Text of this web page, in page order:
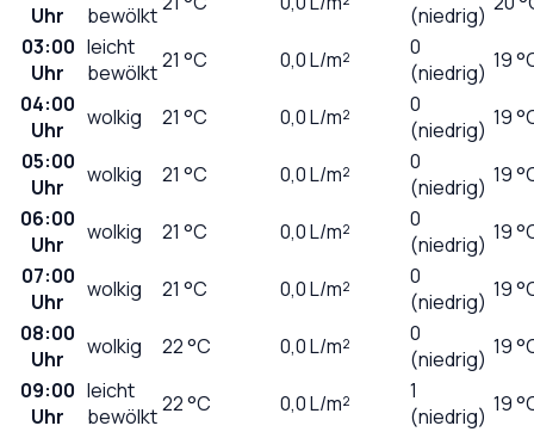
Uhr
bewölkt
(niedrig)
03:00
Uhr
leicht
bewölkt21 °C 0,0L/m²
0
(niedrig) 19
04:00
Uhr
wolkig 21 °C 0,0L/m²
0
(niedrig) 19
05:00
Uhr
wolkig 21 °C 0,0L/m²
0
(niedrig) 19
06:00
Uhr
wolkig 21 °C 0,0L/m²
0
(niedrig) 19
07:00
Uhr
wolkig 21 °C 0,0L/m²
0
(niedrig) 19
08:00
Uhr
wolkig 22°C 0,0L/m²
0
(niedrig) 19
09:00
Uhr
leicht
bewölkt22°C 0,0L/m²
1
(niedrig) 19